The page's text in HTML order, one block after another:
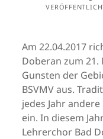
Am 22.04.2017
Doberan zum
Gunsten der
BSVMV aus.
jedes Jahr
ein. In diesem
Lehrerchor Bad